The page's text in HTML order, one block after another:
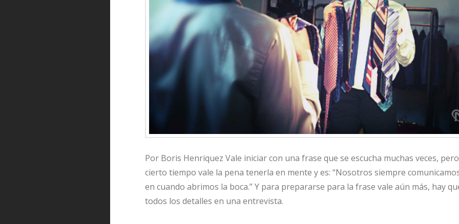
Por Boris Henriquez Vale iniciar con una frase que se escucha muchas veces,
cierto tiempo vale la pena tenerla en mente y es: “Nosotros siempre
en cuando abrimos la boca.” Y para prepararse para la frase vale aún más, hay
todos los detalles en una entrevista.